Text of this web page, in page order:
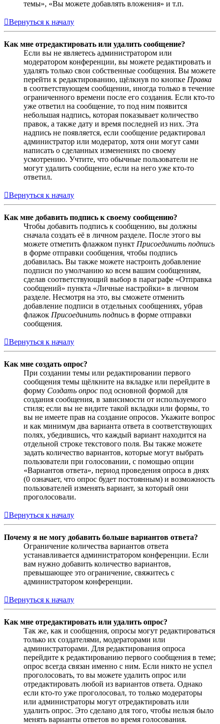
темы», «Вы можете добавлять вложения» и т.п.
Вернуться к началу
Как мне отредактировать или удалить сообщение?
Если вы не являетесь администратором или
модератором конференции, вы можете редактировать и
удалять только свои собственные сообщения. Вы можете
перейти к редактированию, щёлкнув по кнопке Правка
в соответствующем сообщении, иногда только в течение
ограниченного времени после его создания. Если кто-то
уже ответил на сообщение, то под ним появится
небольшая надпись, которая показывает количество
правок, а также дату и время последней из них. Эта
надпись не появляется, если сообщение редактировал
администратор или модератор, хотя они могут сами
написать о сделанных изменениях по своему
усмотрению. Учтите, что обычные пользователи не
могут удалить сообщение, если на него уже кто-то
ответил.
Вернуться к началу
Как мне добавить подпись к своему сообщению?
Чтобы добавить подпись к сообщению, вы должны
сначала создать её в личном разделе. После этого вы
можете отметить флажком пункт Присоединить подпись
в форме отправки сообщения, чтобы подпись
добавилась. Вы также можете настроить добавление
подписи по умолчанию ко всем вашим сообщениям,
сделав соответствующий выбор в параграфе «Отправка
сообщений» пункта «Личные настройки» в личном
разделе. Несмотря на это, вы сможете отменить
добавление подписи в отдельных сообщениях, убрав
флажок Присоединить подпись в форме отправки
сообщения.
Вернуться к началу
Как мне создать опрос?
При создании темы или редактировании первого
сообщения темы щёлкните на вкладке или перейдите в
форму Создать опрос под основной формой для
создания сообщения, в зависимости от используемого
стиля; если вы не видите такой вкладки или формы, то
вы не имеете прав на создание опросов. Укажите вопрос
и как минимум два варианта ответа в соответствующих
полях, убедившись, что каждый вариант находится на
отдельной строке текстового поля. Вы также можете
задать количество вариантов, которые могут выбрать
пользователи при голосовании, с помощью опции
«Вариантов ответа», период проведения опроса в днях
(0 означает, что опрос будет постоянным) и возможность
пользователей изменять вариант, за который они
проголосовали.
Вернуться к началу
Почему я не могу добавить больше вариантов ответа?
Ограничение количества вариантов ответа
устанавливается администратором конференции. Если
вам нужно добавить количество вариантов,
превышающее это ограничение, свяжитесь с
администратором конференции.
Вернуться к началу
Как мне отредактировать или удалить опрос?
Так же, как и сообщения, опросы могут редактироваться
только их создателями, модераторами или
администраторами. Для редактирования опроса
перейдите к редактированию первого сообщения в теме;
опрос всегда связан именно с ним. Если никто не успел
проголосовать, то вы можете удалить опрос или
отредактировать любой из вариантов ответа. Однако
если кто-то уже проголосовал, то только модераторы
или администраторы могут отредактировать или
удалить опрос. Это сделано для того, чтобы нельзя было
менять варианты ответов во время голосования.